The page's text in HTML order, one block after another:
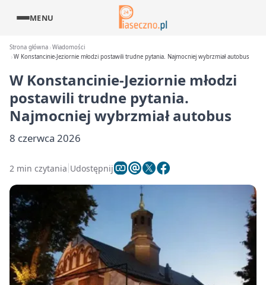
MENU
Strona główna Wiadomości
W Konstancinie-Jeziornie młodzi postawili trudne pytania. Najmocniej wybrzmiał autobus
W Konstancinie-Jeziornie młodzi
postawili trudne pytania.
Najmocniej wybrzmiał autobus
8 czerwca 2026
2 min czytania Udostępnij